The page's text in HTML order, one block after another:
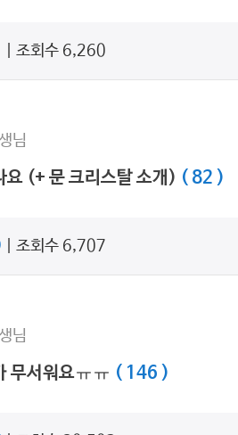
| 조회수 6,260
님
요 (+ 문 크리스탈 소개) ( 82 )
| 조회수 6,707
님
무서워요ㅠㅠ ( 146 )